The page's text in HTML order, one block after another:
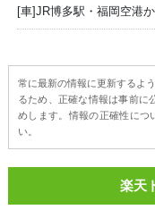
[車]JR博多駅・福岡空港
常に最新の情報に更新するよ
るため、正確な情報は事前に
めします。情報の正確性につ
い。
楽天